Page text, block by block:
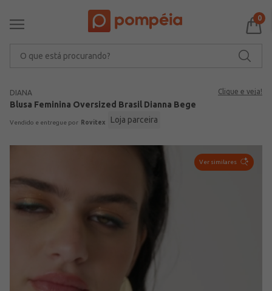
0
DIANA Clique e veja!
Blusa Feminina Oversized Brasil Dianna Bege
Rovitex Loja parceira
Ver similares